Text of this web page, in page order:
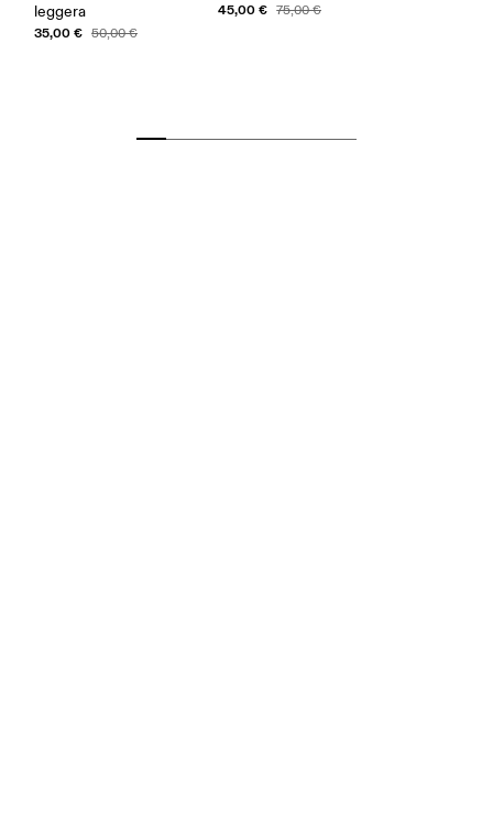
leggera
35,00 € 50,00 €
45,00 € 75,00 €